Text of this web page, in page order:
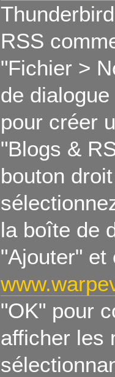
RSS
"Fichier >
de
pour créer
"Blogs &
bouton
la boîte de
"Ajouter" et
"OK" pour
afficher les